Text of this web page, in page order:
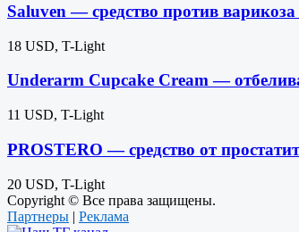
Saluven — средство против
18 USD, T-Light
Underarm Cupcake Cream —
11 USD, T-Light
PROSTERO — средство от
20 USD, T-Light
Copyright © Все права защищены.
Партнеры | Реклама